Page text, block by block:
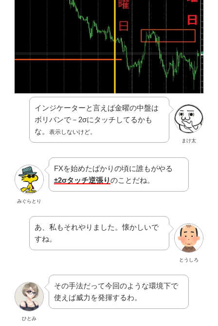
まけ太
インジケーターと言えば金曜の中盤は
ボリバンで－2σにタッチしてるかも
な。
表示しないけど。
みぐらとり
FXを始めたばかりの頃に誰もがやる
±2σタッチ逆張りのことだね。
とうしろ
あ、私もそれやりました。懐かしいで
すね。
ひとみ
その手法だって今回のような環境下で
使えば威力を発揮するわ。